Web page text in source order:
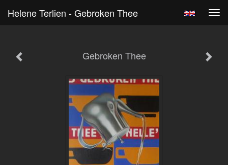
Helene Terlien - Gebroken Thee
Gebroken Thee